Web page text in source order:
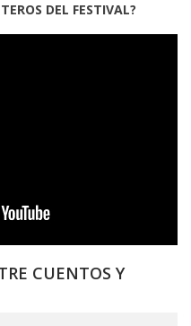
DEL FESTIVAL?
CUENTOS Y